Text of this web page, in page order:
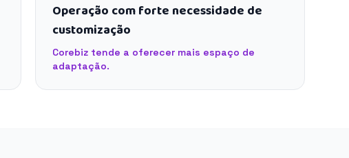
Operação com forte necessidade de
customização
Corebiz tende a oferecer mais espaço de
adaptação.